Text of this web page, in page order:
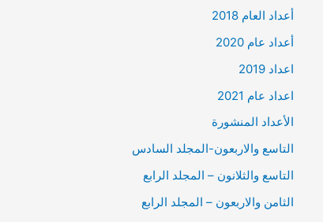
أعداد العام 2018
أعداد عام 2020
اعداد 2019
اعداد عام 2021
الأعداد المنشورة
التاسع والاربعون-المجلد السادس
التاسع والثلانون – المجلد الرابع
الثامن والاربعون – المجلد الرابع